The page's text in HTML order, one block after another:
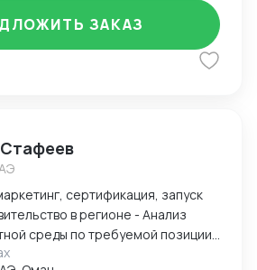
ЗАКАЗ
сертификация, запуск
в регионе - Анализ
среды по требуемой позиции/
и анализ цен, конкурирующих